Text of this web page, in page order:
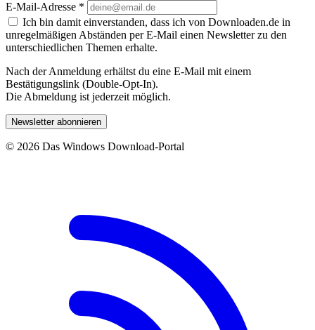
E-Mail-Adresse *
Ich bin damit einverstanden, dass ich von Downloaden.de in
unregelmäßigen Abständen per E-Mail einen Newsletter zu den
unterschiedlichen Themen erhalte.
Nach der Anmeldung erhältst du eine E-Mail mit einem
Bestätigungslink (Double-Opt-In).
Die Abmeldung ist jederzeit möglich.
Newsletter abonnieren
© 2026 Das Windows Download-Portal